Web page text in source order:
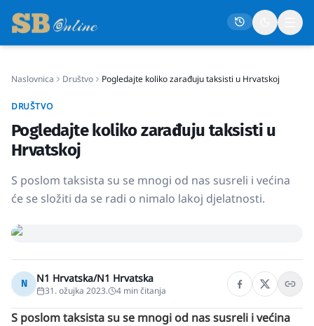
Politika
Život
Osmrtnice
Naslovnica Društvo Pogledajte koliko zarađuju taksisti u Hrvatskoj
DRUŠTVO
Pogledajte koliko zarađuju taksisti u
Hrvatskoj
S poslom taksista su se mnogi od nas susreli i većina
će se složiti da se radi o nimalo lakoj djelatnosti.
N N1 Hrvatska/N1 Hrvatska
31. ožujka 2023. 4 min čitanja
S poslom taksista su se mnogi od nas susreli i većina